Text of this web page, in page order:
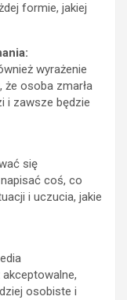
formie, jakiej
wyrażenie
że osoba zmarła
i zawsze będzie
się
coś, co
i uczucia, jakie
osobiste i